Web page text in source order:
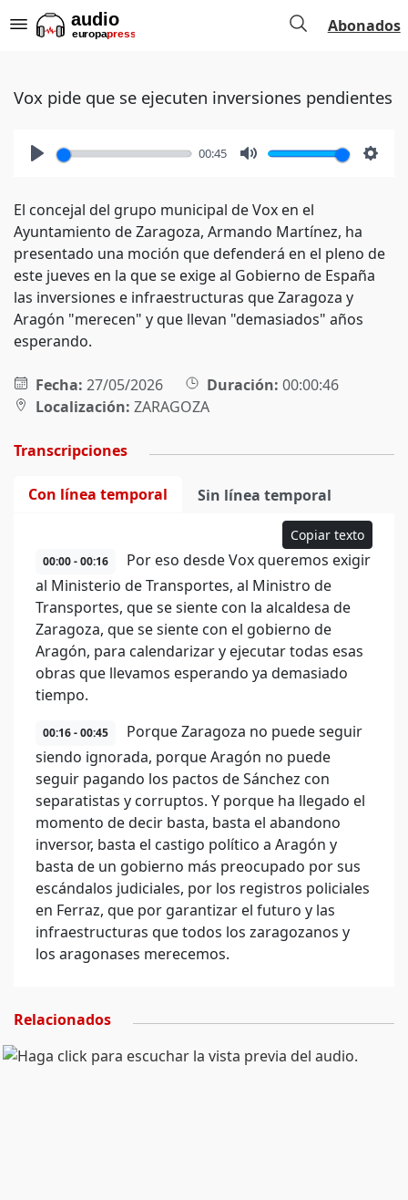
Abonados
Vox pide que se ejecuten inversiones pendientes
00:45
El concejal del grupo municipal de Vox en el
Ayuntamiento de Zaragoza, Armando Martínez, ha
presentado una moción que defenderá en el pleno de
este jueves en la que se exige al Gobierno de España
las inversiones e infraestructuras que Zaragoza y
Aragón "merecen" y que llevan "demasiados" años
esperando.
Fecha: 27/05/2026 Duración: 00:00:46
Localización: ZARAGOZA
Transcripciones
Con línea temporal Sin línea temporal
Copiar texto
00:00 - 00:16
Por eso desde Vox queremos exigir
al Ministerio de Transportes, al Ministro de
Transportes, que se siente con la alcaldesa de
Zaragoza, que se siente con el gobierno de
Aragón, para calendarizar y ejecutar todas esas
obras que llevamos esperando ya demasiado
tiempo.
00:16 - 00:45
Porque Zaragoza no puede seguir
siendo ignorada, porque Aragón no puede
seguir pagando los pactos de Sánchez con
separatistas y corruptos. Y porque ha llegado el
momento de decir basta, basta el abandono
inversor, basta el castigo político a Aragón y
basta de un gobierno más preocupado por sus
escándalos judiciales, por los registros policiales
en Ferraz, que por garantizar el futuro y las
infraestructuras que todos los zaragozanos y
los aragonases merecemos.
Relacionados